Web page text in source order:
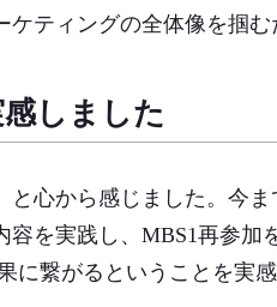
ティングの全体像を掴
しました
心から感じました。今
を実践し、MBS1再参
繋がるということを実感